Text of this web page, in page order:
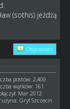
(sothis) jeźdżą
Odpowiedz
postów: 2,400
wątków: 161
Mar 2012
Gryf Szczecin